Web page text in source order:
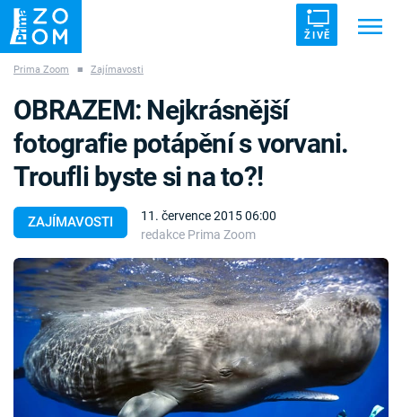
ŽIVĚ
ZÁHADY VETŘELCI DÁVNOVĚKU
Témata
Témata
Pořady
TV Program
Prima Zoom ■ Zajímavosti
ZAJÍMAVOSTI
11. července 2015 06:00
redakce Prima Zoom
OBRAZEM: Nejkrásnější
fotografie potápění s vorvani.
Troufli byste si na to?!